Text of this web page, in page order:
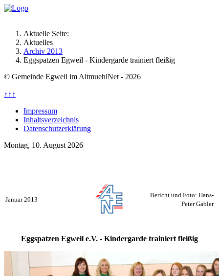
Aktuelle Seite:
Aktuelles
Archiv 2013
Eggspatzen Egweil - Kindergarde trainiert fleißig
© Gemeinde Egweil im AltmuehlNet - 2026
↑↑↑
Impressum
Inhaltsverzeichnis
Datenschutzerklärung
Montag, 10. August 2026
Januar 2013
Bericht und Foto: Hans-
Peter Gabler
Eggspatzen Egweil e.V. - Kindergarde trainiert fleißig